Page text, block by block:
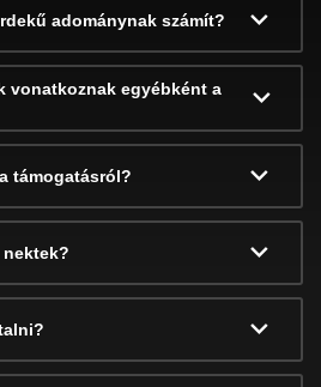
adománynak számít?
vonatkoznak egyébként a
támogatásról?